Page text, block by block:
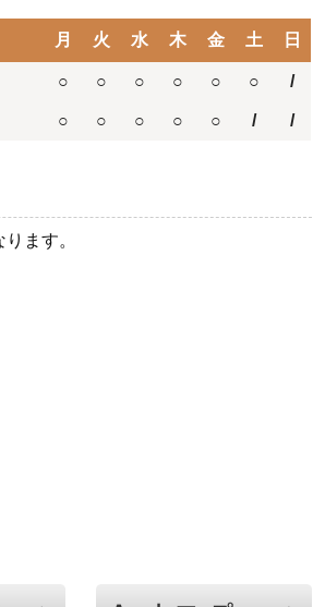
月 火 水 木 金 土 日
○ ○ ○ ○ ○ ○ /
○ ○ ○ ○ ○ / /
ます。